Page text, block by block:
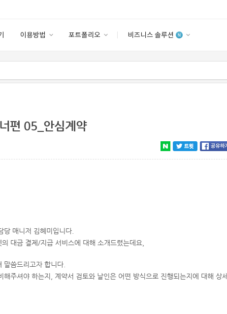
이용방법 포트폴리오 비즈니스 솔루션
파트너 등급
이용후기
안심 코드 케어
편 05_안심계약
매니저 김혜미입니다.
대금 결제/지급 서비스에 대해 소개드렸는데요,
말씀드리고자 합니다.
주셔야 하는지, 계약서 검토와 날인은 어떤 방식으로 진행되는지에 대해 상세